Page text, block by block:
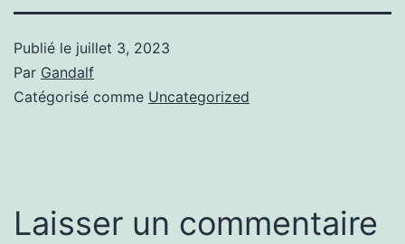
Publié le juillet 3, 2023
Par Gandalf
Catégorisé comme Uncategorized
Laisser un commentaire